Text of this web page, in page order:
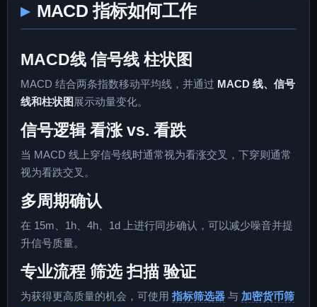
MACD 指标如何工作
MACD线 信号线 柱状图
MACD 结合两条指数移动平均线，并通过 MACD 线、信号
线和柱状图 展示动量变化。
信号逻辑 看涨 vs. 看跌
当 MACD 线上穿信号线时通常视为看涨交叉，下穿则通常
视为看跌交叉。
多周期确认
在 15m、1h、4h、1d 上进行同步确认，可以减少噪音并提
升信号质量。
专业流程 筛选 扫描 验证
为获得更高质量的机会，可使用 指标筛选器 与 加密货币筛